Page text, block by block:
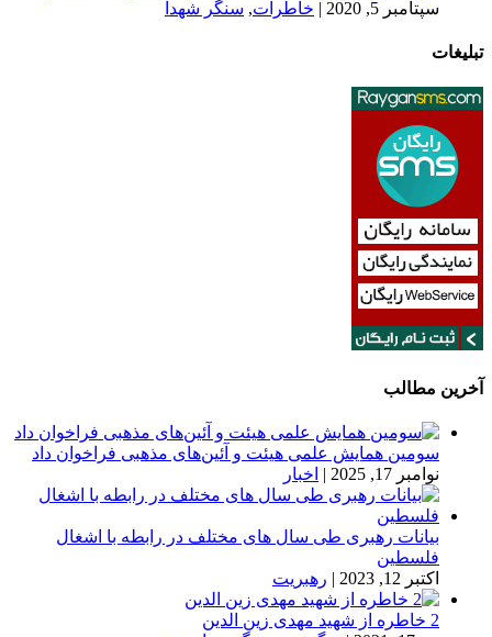
سپتامبر 5, 2020
| خاطرات, سنگر شهدا
تبلیغات
آخرین مطالب
سومین همایش علمی هیئت و آئین‌های مذهبی فراخوان داد
نوامبر 17, 2025
| اخبار
بیانات رهبری طی سال های مختلف در رابطه با اشغال
فلسطین
اکتبر 12, 2023
| رهبریت
2 خاطره از شهید مهدی زین الدین